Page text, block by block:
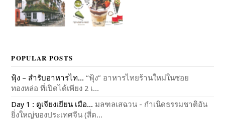
POPULAR POSTS
ฟุ้ง – สำรับอาหารไท... “ฟุ้ง” อาหารไทยร้านใหม่ในซอย
ทองหล่อ ที่เปิดได้เพียง 2 เ...
Day 1 : ตูเจียงเยียน เมือ... มลฑลเสฉวน - กำเนิดธรรมชาติอัน
ยิ่งใหญ่ของประเทศจีน (สี่ด...